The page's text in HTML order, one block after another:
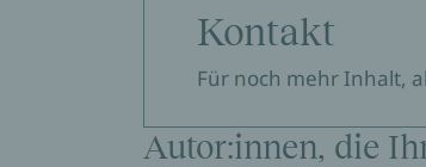
Kontakt
Für noch mehr Inhalt,
Autor:innen, die